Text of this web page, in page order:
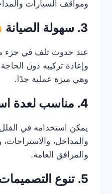
ومواقف السيارات
3. سهولة الصيانة
عند حدوث تلف في جزء
وإعادة تركيبه دون
وهي ميزة عملية جدًا.
4. مناسب لعدة استخدامات
يمكن استخدامه في
والمداخل، والاستراحات،
والمرافق العامة.
5. تنوع التصميمات